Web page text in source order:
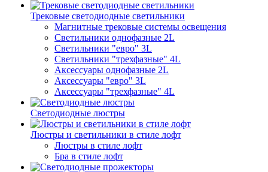
Трековые светодиодные светильники
Магнитные трековые системы освещения
Светильники однофазные 2L
Светильники "евро" 3L
Светильники "трехфазные" 4L
Аксессуары однофазные 2L
Аксессуары "евро" 3L
Аксессуары "трехфазные" 4L
Светодиодные люстры
Люстры и светильники в стиле лофт
Люстры в стиле лофт
Бра в стиле лофт